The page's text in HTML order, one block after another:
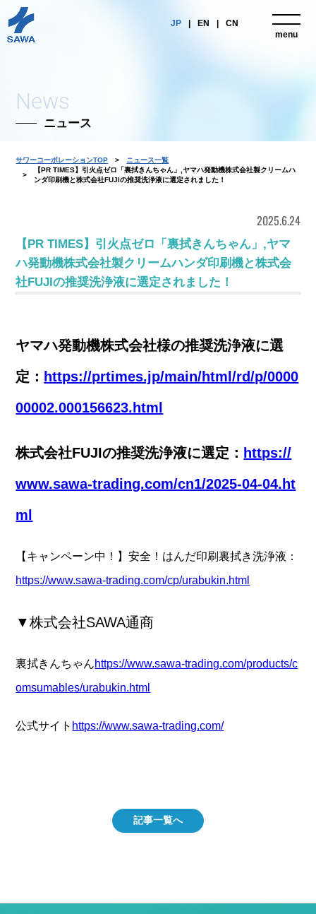
JP EN
CN
menu
close
News
ニュース
サワーコーポレーションTOP
ニュース一覧
【PR TIMES】引火点ゼロ「裏拭きんちゃん」,ヤマハ発動機株式会社製クリームハ
ンダ印刷機と株式会社FUJIの推奨洗浄液に選定されました！
2025.6.24
【PR TIMES】引火点ゼロ「裏拭きんちゃん」,ヤマ
ハ発動機株式会社製クリームハンダ印刷機と株式会
社FUJIの推奨洗浄液に選定されました！
ヤマハ発動機株式会社様の推奨洗浄液に選
定： https://prtimes.jp/main/html/rd/p/0000
00002.000156623.html
株式会社FUJIの推奨洗浄液に選定： https://
www.sawa-trading.com/cn1/2025-04-04.ht
ml
【キャンペーン中！】安全！はんだ印刷裏拭き洗浄液：
https://www.sawa-trading.com/cp/urabukin.html
▼株式会社SAWA通商
裏拭きんちゃんhttps://www.sawa-trading.com/products/c
omsumables/urabukin.html
公式サイト https://www.sawa-trading.com/
記事一覧へ